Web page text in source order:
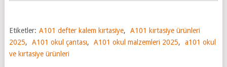
Etiketler: A101 defter kalem kırtasiye,
A101 kırtasiye ürünleri
2025, A101 okul çantası, A101 okul malzemleri 2025,
a101 okul
ve kırtasiye ürünleri